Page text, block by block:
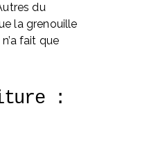
du
la grenouille
fait que
: